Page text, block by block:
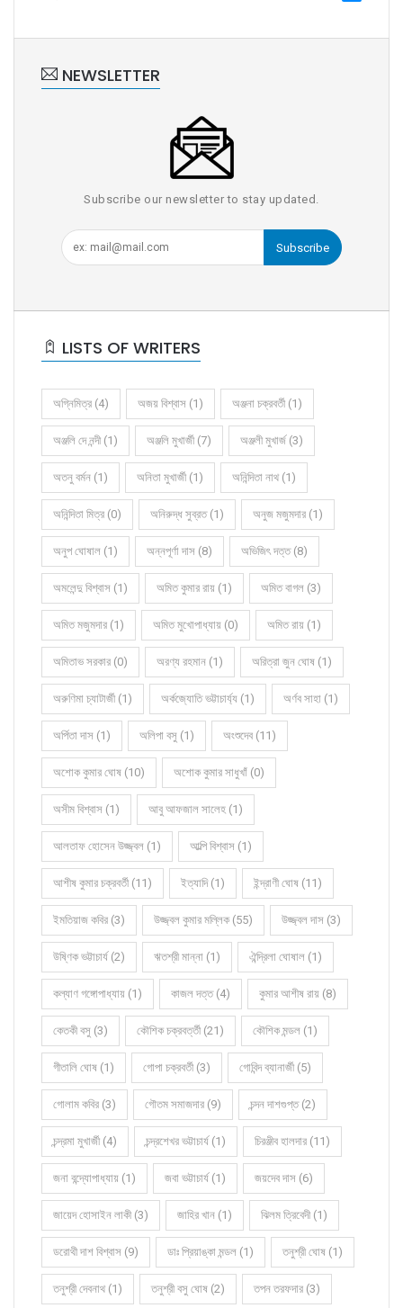
NEWSLETTER
Subscribe our newsletter to stay updated.
Subscribe
LISTS OF WRITERS
অগ্নিমিত্র (4) অজয় বিশ্বাস (1) অঞ্জনা চক্রবর্তী (1)
অঞ্জলি দে নন্দী (1) অঞ্জলি মুখার্জী (7) অঞ্জলী মুখার্জ (3)
অতনু বর্মন (1) অনিতা মুখার্জী (1) অনিন্দিতা নাথ (1)
অনিন্দিতা মিত্র (0) অনিরুদ্ধ সুব্রত (1) অনুজ মজুমদার (1)
অনুপ ঘোষাল (1) অন্নপূর্ণা দাস (8) অভিজিৎ দত্ত (8)
অমলেন্দু বিশ্বাস (1) অমিত কুমার রায় (1) অমিত বাগল (3)
অমিত মজুমদার (1) অমিত মুখোপাধ্যায় (0) অমিত রায় (1)
অমিতাভ সরকার (0) অরণ্য রহমান (1) অরিত্রা জুন ঘোষ (1)
অরুণিমা চ্যাটার্জী (1) অর্কজ্যোতি ভট্টাচার্য্য (1) অর্ণব সাহা (1)
অর্পিতা দাস (1) অলিপা বসু (1) অংশুদেব (11)
অশোক কুমার ঘোষ (10) অশোক কুমার সাধুখাঁ (0)
অসীম বিশ্বাস (1) আবু আফজাল সালেহ (1)
আলতাফ হোসেন উজ্জ্বল (1) আল্পি বিশ্বাস (1)
আশীষ কুমার চক্রবর্তী (11) ইত্যাদি (1) ইন্দ্রাণী ঘোষ (11)
ইমতিয়াজ কবির (3) উজ্জ্বল কুমার মল্লিক (55) উজ্জ্বল দাস (3)
উষ্ণিক ভট্টাচার্য (2) ঋতশ্রী মান্না (1) ঐন্দ্রিলা ঘোষাল (1)
কল্যাণ গঙ্গোপাধ্যায় (1) কাজল দত্ত (4) কুমার আশীষ রায় (8)
কেতকী বসু (3) কৌশিক চক্রবর্ত্তী (21) কৌশিক মন্ডল (1)
গীতালি ঘোষ (1) গোপা চক্রবর্তী (3) গোবিন্দ ব্যানার্জী (5)
গোলাম কবির (3) গৌতম সমাজদার (9) চন্দন দাশগুপ্ত (2)
চন্দ্রমা মুখার্জী (4) চন্দ্রশেখর ভট্টাচার্য (1) চিরঞ্জীব হালদার (11)
জনা বন্দ্যোপাধ্যায় (1) জবা ভট্টাচার্য (1) জয়দেব দাস (6)
জায়েদ হোসাইন লাকী (3) জাহির খান (1) ঝিলম ত্রিবেদী (1)
ডরোথী দাশ বিশ্বাস (9) ডাঃ প্রিয়াঙ্কা মন্ডল (1) তনুশ্রী ঘোষ (1)
তনুশ্রী দেবনাথ (1) তনুশ্রী বসু ঘোষ (2) তপন তরফদার (3)